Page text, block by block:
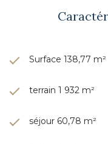
Surface 138,77 m²
terrain 1 932 m²
séjour 60,78 m²